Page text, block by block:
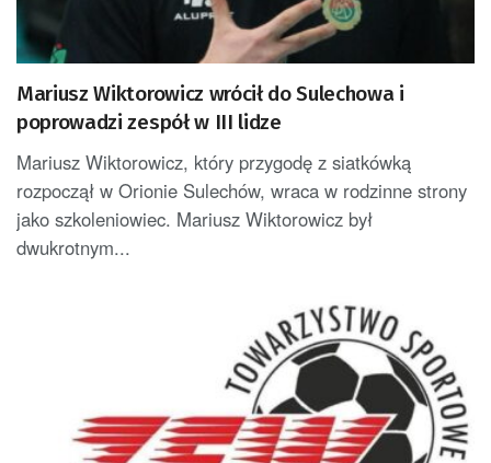
Mariusz Wiktorowicz wrócił do Sulechowa i
poprowadzi zespół w III lidze
Mariusz Wiktorowicz, który przygodę z siatkówką
rozpoczął w Orionie Sulechów, wraca w rodzinne strony
jako szkoleniowiec. Mariusz Wiktorowicz był
dwukrotnym...